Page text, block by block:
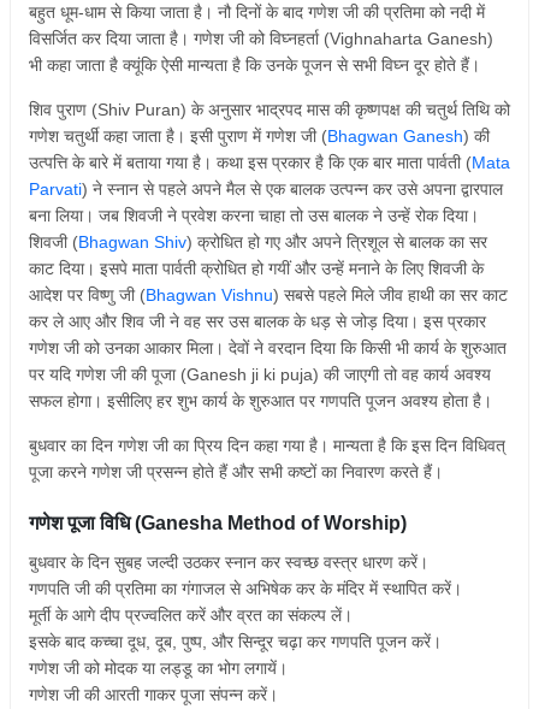
बहुत धूम-धाम से किया जाता है। नौ दिनों के बाद गणेश जी की प्रतिमा को नदी में
विसर्जित कर दिया जाता है। गणेश जी को विघ्नहर्ता (Vighnaharta Ganesh)
भी कहा जाता है क्यूंकि ऐसी मान्यता है कि उनके पूजन से सभी विघ्न दूर होते हैं।
शिव पुराण (Shiv Puran) के अनुसार भाद्रपद मास की कृष्णपक्ष की चतुर्थ तिथि को
गणेश चतुर्थी कहा जाता है। इसी पुराण में गणेश जी (Bhagwan Ganesh) की
उत्पत्ति के बारे में बताया गया है। कथा इस प्रकार है कि एक बार माता पार्वती (Mata
Parvati) ने स्नान से पहले अपने मैल से एक बालक उत्पन्न कर उसे अपना द्वारपाल
बना लिया। जब शिवजी ने प्रवेश करना चाहा तो उस बालक ने उन्हें रोक दिया।
शिवजी (Bhagwan Shiv) क्रोधित हो गए और अपने त्रिशूल से बालक का सर
काट दिया। इसपे माता पार्वती क्रोधित हो गयीं और उन्हें मनाने के लिए शिवजी के
आदेश पर विष्णु जी (Bhagwan Vishnu) सबसे पहले मिले जीव हाथी का सर काट
कर ले आए और शिव जी ने वह सर उस बालक के धड़ से जोड़ दिया। इस प्रकार
गणेश जी को उनका आकार मिला। देवों ने वरदान दिया कि किसी भी कार्य के शुरुआत
पर यदि गणेश जी की पूजा (Ganesh ji ki puja) की जाएगी तो वह कार्य अवश्य
सफल होगा। इसीलिए हर शुभ कार्य के शुरुआत पर गणपति पूजन अवश्य होता है।
बुधवार का दिन गणेश जी का प्रिय दिन कहा गया है। मान्यता है कि इस दिन विधिवत्
पूजा करने गणेश जी प्रसन्न होते हैं और सभी कष्टों का निवारण करते हैं।
गणेश पूजा विधि (Ganesha Method of Worship)
बुधवार के दिन सुबह जल्दी उठकर स्नान कर स्वच्छ वस्त्र धारण करें।
गणपति जी की प्रतिमा का गंगाजल से अभिषेक कर के मंदिर में स्थापित करें।
मूर्ती के आगे दीप प्रज्वलित करें और व्रत का संकल्प लें।
इसके बाद कच्चा दूध, दूब, पुष्प, और सिन्दूर चढ़ा कर गणपति पूजन करें।
गणेश जी को मोदक या लड्डू का भोग लगायें।
गणेश जी की आरती गाकर पूजा संपन्न करें।